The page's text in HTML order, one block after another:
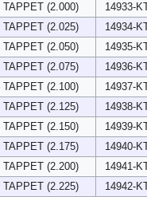
TAPPET (2.000)
14933-
TAPPET (2.025)
14934-
TAPPET (2.050)
14935-
TAPPET (2.075)
14936-
TAPPET (2.100)
14937-
TAPPET (2.125)
14938-
TAPPET (2.150)
14939-
TAPPET (2.175)
14940-
TAPPET (2.200)
14941-
TAPPET (2.225)
14942-